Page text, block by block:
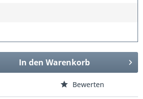
In den Warenkorb
Bewerten